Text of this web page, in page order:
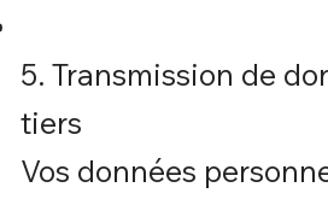
5. Transmission de
tiers
Vos données